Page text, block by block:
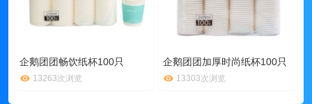
企鹅团团畅饮纸杯100只
13263次浏览
企鹅团团加厚时尚纸杯100只
13303次浏览